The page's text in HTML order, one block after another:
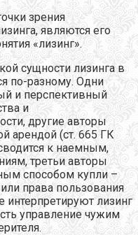
зрения
являются его
«лизинг».
сущности лизинга в
по-разному. Одни
и перспективный
и
другие авторы
арендой (ст. 665 ГК
к наемным,
третьи авторы
способом купли –
права пользования
лизинг
управление чужим